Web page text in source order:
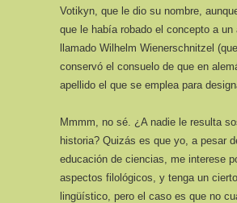
Votikyn, que le dio su nombre,
que le había robado el concepto a un
llamado Wilhelm Wienerschnitzel
conservó el consuelo de que en
apellido el que se emplea para
Mmmm, no sé. ¿A nadie le resulta
historia? Quizás es que yo, a pesar
educación de ciencias, me interese
aspectos filológicos, y tenga un
lingüístico, pero el caso es que no